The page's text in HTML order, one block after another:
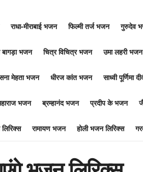
राधा-मीराबाई भजन फिल्मी तर्ज भजन गुरुदेव
भजन चित्र विचित्र भजन उमा लहरी भजन
मेहता भजन धीरज कांत भजन साध्वी पूर्णिमा
भजन ब्रम्हानंद भजन प्रदीप के भजन
रामायण भजन होली भजन लिरिक्स